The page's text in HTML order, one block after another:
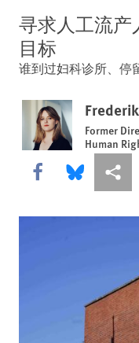
寻求人工流
目标
谁到过妇科诊所、停
Former
Human
Share this via
Share thisMore